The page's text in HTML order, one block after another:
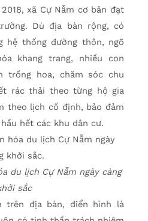
xã Cự Nẫm cơ bản đạt
Dù địa bàn rộng, có
hệ thống đường thôn, ngõ
khang trang, nhiều con
trồng hoa, chăm sóc chu
rác thải theo từng hộ gia
theo lịch cố định, bảo đảm
hết các khu dân cư.
du lịch Cự Nẫm ngày càng
sắc
địa bàn, điển hình là